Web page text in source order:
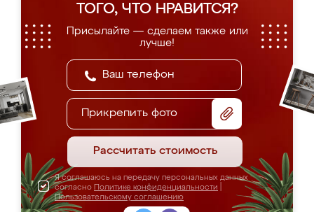
ТОГО, ЧТО НРАВИТСЯ?
Присылайте — сделаем также или
лучше!
Прикрепить фото
Рассчитать стоимость
Я соглашаюсь на передачу персональных данных
согласно Политике конфиденциальности
Пользовательскому соглашению